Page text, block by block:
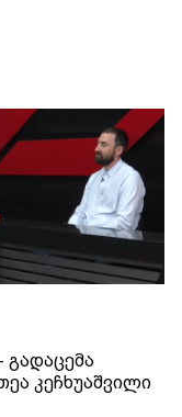
გადაცემა
კეჩხუაშვილი